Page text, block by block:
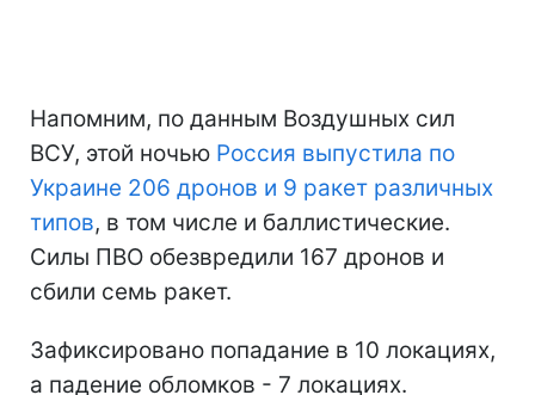
Напомним, по данным Воздушных сил
ВСУ, этой ночью Россия выпустила по
Украине 206 дронов и 9 ракет различных
типов, в том числе и баллистические.
Силы ПВО обезвредили 167 дронов и
сбили семь ракет.
Зафиксировано попадание в 10 локациях,
а падение обломков - 7 локациях.